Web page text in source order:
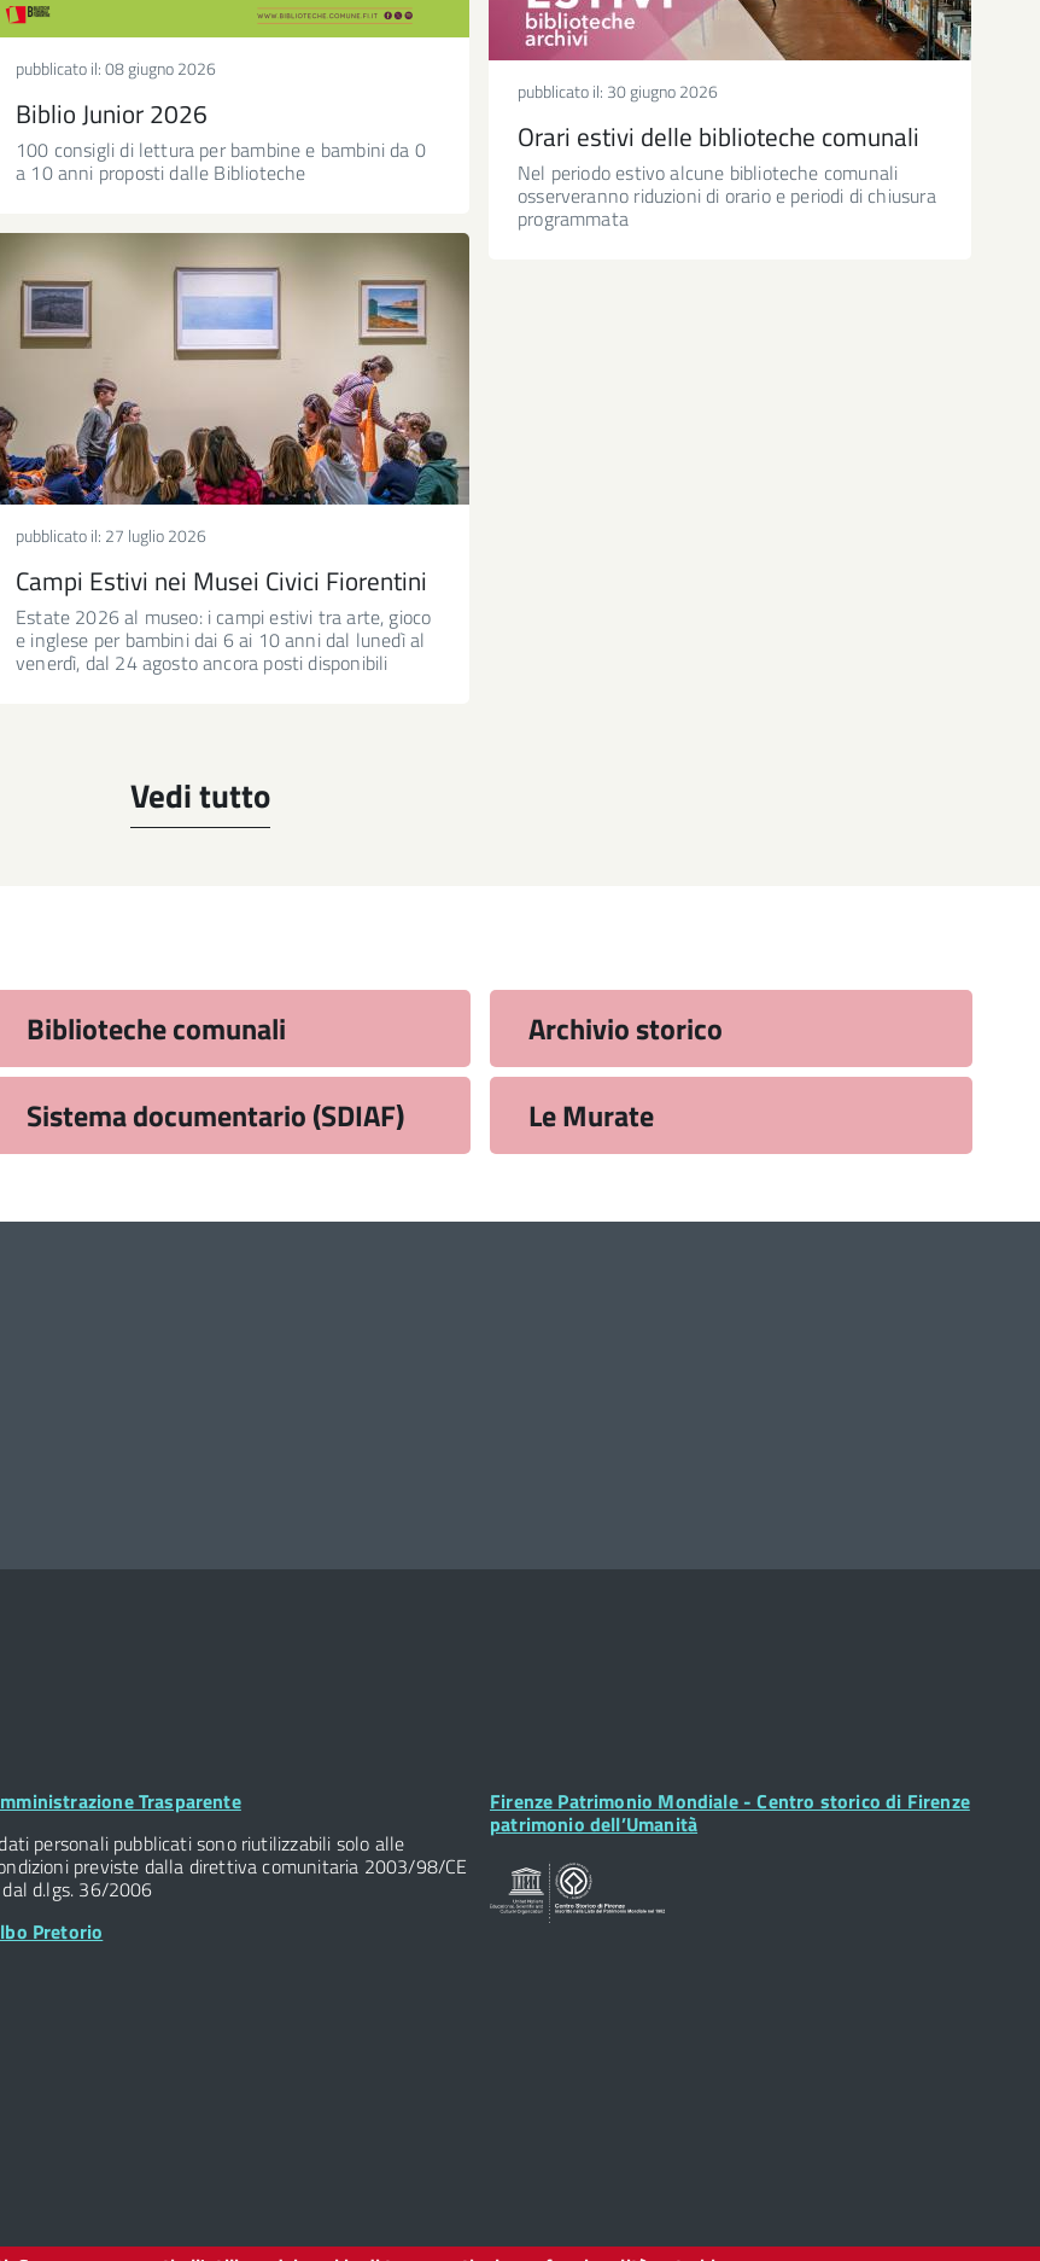
pubblicato il:08 giugno 2026
Biblio Junior 2026
100 consigli di lettura per bambine e bambini da 0
a 10 anni proposti dalle Biblioteche
pubblicato il: 30 giugno 2026
Orari estivi delle biblioteche comunali
Nel periodo estivo alcune biblioteche comunali
osserveranno riduzioni di orario e periodi di chiusura
programmata
pubblicato il: 27 luglio 2026
Campi Estivi nei Musei Civici Fiorentini
Estate 2026 al museo: i campi estivi tra arte, gioco
e inglese per bambini dai 6 ai 10 anni dal lunedì al
venerdì, dal 24 agosto ancora posti disponibili
Vedi tutto
Biblioteche comunali
Archivio storico
Sistema documentario (SDIAF) Le Murate
Trasparente
personali pubblicati sono riutilizzabili solo alle
previste dalla direttiva comunitaria 2003/98/CE
d.lgs. 36/2006
Pretorio
Footer
Widget
Firenze Patrimonio Mondiale - Centro storico di Firenze
patrimonio dell’Umanità